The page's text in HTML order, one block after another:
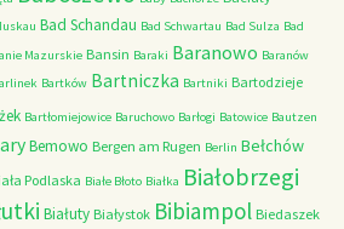
Bad Schandau Bad Schwartau Bad Sulza Bad
Mazurskie Bansin Baraki Baranowo Baranów
Bartków Bartniczka Bartniki Bartodzieje
Bartłomiejowice Baruchowo Barłogi Batowice Bautzen
Bemowo Bergen am Rugen Berlin Bełchów
Podlaska Białe Błoto Białka Białobrzegi
Białuty Białystok Bibiampol Biedaszek